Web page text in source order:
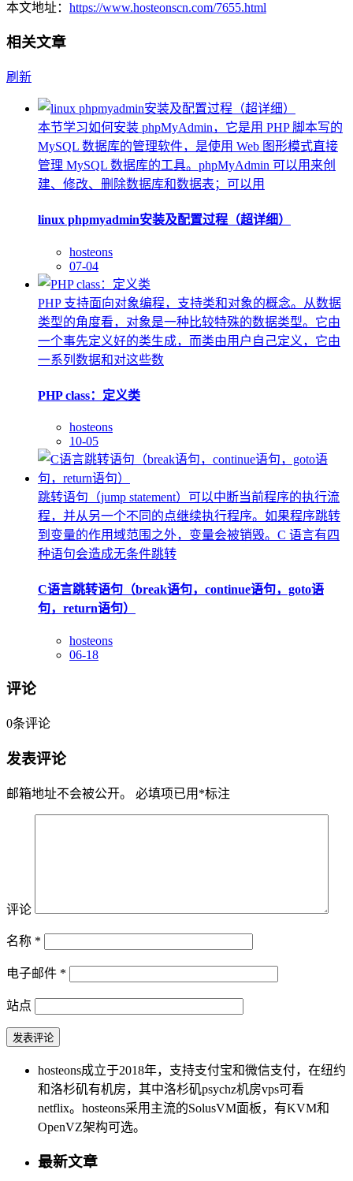
本文地址： https://www.hosteonscn.com/7655.html
相关文章
刷新
本节学习如何安装 phpMyAdmin，它是用 PHP 脚本写的
MySQL 数据库的管理软件，是使用 Web 图形模式直接
管理 MySQL 数据库的工具。phpMyAdmin 可以用来创
建、修改、删除数据库和数据表；可以用
linux phpmyadmin安装及配置过程（超详细）
hosteons
07-04
PHP 支持面向对象编程，支持类和对象的概念。从数据
类型的角度看，对象是一种比较特殊的数据类型。它由
一个事先定义好的类生成，而类由用户自己定义，它由
一系列数据和对这些数
PHP class：定义类
hosteons
10-05
跳转语句（jump statement）可以中断当前程序的执行流
程，并从另一个不同的点继续执行程序。如果程序跳转
到变量的作用域范围之外，变量会被销毁。C 语言有四
种语句会造成无条件跳转
C语言跳转语句（break语句，continue语句，goto语
句，return语句）
hosteons
06-18
评论
0条评论
发表评论
邮箱地址不会被公开。 必填项已用 *标注
评论
名称 *
电子邮件 *
站点
hosteons成立于2018年，支持支付宝和微信支付，在纽约
和洛杉矶有机房，其中洛杉矶psychz机房vps可看
netflix。hosteons采用主流的SolusVM面板，有KVM和
OpenVZ架构可选。
最新文章